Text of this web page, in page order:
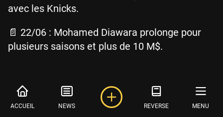
ACCUEIL NEWS REVERSE MENU
avec les Knicks.
📄 22/06 : Mohamed Diawara prolonge pour
plusieurs saisons et plus de 10 M$.
Oklahoma City Thunder